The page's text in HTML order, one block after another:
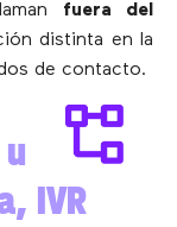
fuera del
distinta en la
de contacto.
IVR